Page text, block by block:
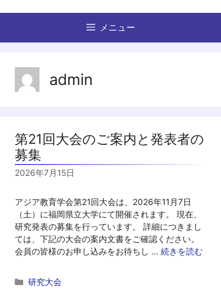
ン
メニュー
admin
第21回大会のご案内と発表者の
募集
2026年7月15日
アジア教育学会第21回大会は、2026年11月7日
（土）に福岡県立大学にて開催されます。 現在、
研究発表の募集を行っています。 詳細につきまし
ては、下記の大会の案内文書をご確認ください。
会員の皆様のお申し込みをお待ちし … 続きを読む
カ
研究大会